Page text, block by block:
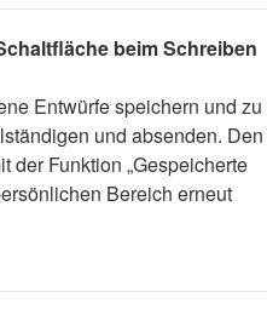
beim Schreiben
Entwürfe speichern und zu
und absenden. Den
der Funktion „Gespeicherte
Bereich erneut